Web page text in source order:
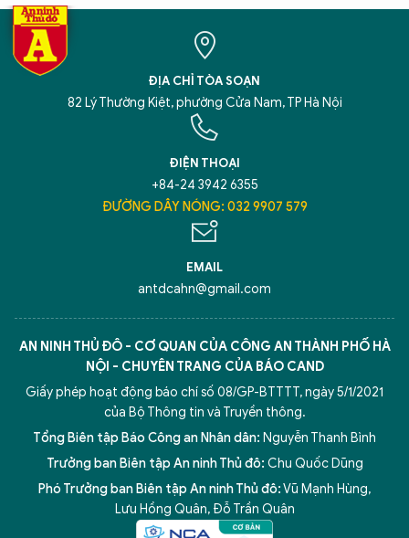
ĐỊA CHỈ TÒA SOẠN
82 Lý Thường Kiệt, phường Cửa Nam, TP Hà Nội
ĐIỆN THOẠI
+84-24 3942 6355
ĐƯỜNG DÂY NÓNG: 032 9907 579
EMAIL
antdcahn@gmail.com
AN NINH THỦ ĐÔ - CƠ QUAN CỦA CÔNG AN THÀNH PHỐ HÀ
NỘI - CHUYÊN TRANG CỦA BÁO CAND
Giấy phép hoạt động báo chí số 08/GP-BTTTT, ngày 5/1/2021
của Bộ Thông tin và Truyền thông.
Tổng Biên tập Báo Công an Nhân dân: Nguyễn Thanh Bình
Trưởng ban Biên tập An ninh Thủ đô: Chu Quốc Dũng
Phó Trưởng ban Biên tập An ninh Thủ đô:Vũ Mạnh Hùng,
Lưu Hồng Quân, Đỗ Trần Quân